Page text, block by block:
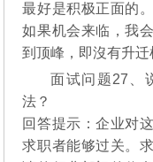
最好是积极正面的
如果机会来临，我
到顶峰，即沒有升迁
面试问题27、
法？
回答提示：企业对
求职者能够过关。